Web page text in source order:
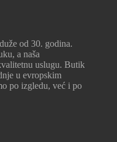
od 30. godina.
a naša
uslugu. Butik
u evropskim
po izgledu, već i po